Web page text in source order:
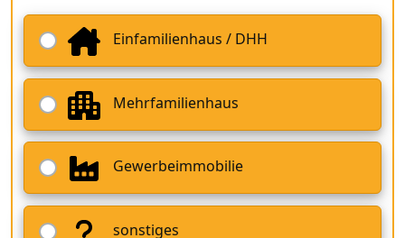
Einfamilienhaus / DHH
Mehrfamilienhaus
Gewerbeimmobilie
sonstiges